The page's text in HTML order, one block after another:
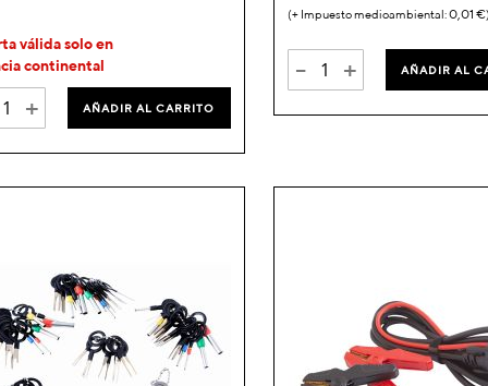
válida solo en
continental
+ AÑADIR AL CARRITO
0,01 €
- + AÑADIR AL